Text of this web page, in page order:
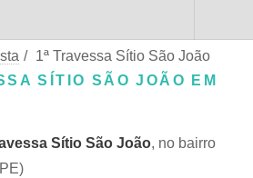
/ 1ª Travessa Sítio São João
SÍTIO SÃO JOÃO EM
Sítio São João, no bairro